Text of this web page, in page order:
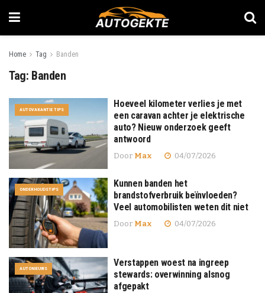
Home Tag Banden
Tag: Banden
AUTOVAKANTIE TIPS
Hoeveel kilometer verlies je met
een caravan achter je elektrische
auto? Nieuw onderzoek geeft
antwoord
Door Max 04/07/2026
ONDERHOUDSTIPS
Kunnen banden het
brandstofverbruik beïnvloeden?
Veel automobilisten weten dit niet
Door Max 04/07/2026
AUTONIEUWS
Verstappen woest na ingreep
stewards: overwinning alsnog
afgepakt